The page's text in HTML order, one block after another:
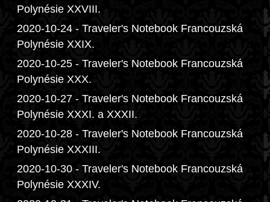
Polynésie XXVIII.
2020-10-24 - Traveler's Notebook Francouzská
Polynésie XXIX.
2020-10-25 - Traveler's Notebook Francouzská
Polynésie XXX.
2020-10-27 - Traveler's Notebook Francouzská
Polynésie XXXI. a XXXII.
2020-10-28 - Traveler's Notebook Francouzská
Polynésie XXXIII.
2020-10-30 - Traveler's Notebook Francouzská
Polynésie XXXIV.